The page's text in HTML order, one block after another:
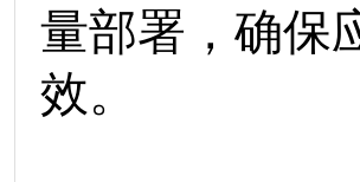
量部署，确保
效。